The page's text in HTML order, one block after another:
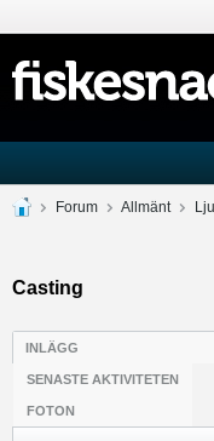
Forum Allmänt
Casting
INLÄGG
SENASTE AKTIVITETEN
FOTON